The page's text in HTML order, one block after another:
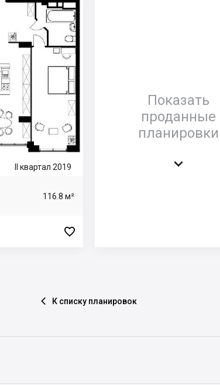
II квартал 2019
116.8 м²

Показать
проданные
планировки

 К списку планировок